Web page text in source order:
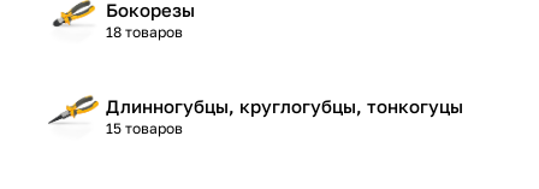
Бокорезы
18 товаров
Длинногубцы, круглогубцы, тонкогуцы
15 товаров